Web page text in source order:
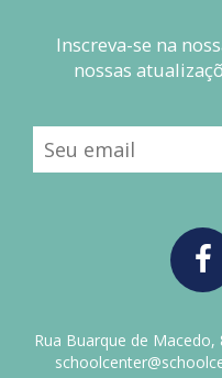
Inscreva-se na
nossas
Rua Buarque de Macedo,